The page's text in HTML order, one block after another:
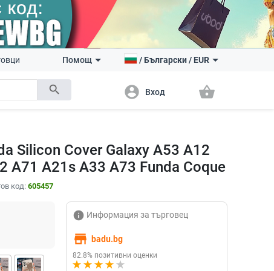
search
Помощ /Български/ EUR
account_circle Вход shopping_basket
Silicon Cover Galaxy A53 A12
A71 A21s A33 A73 Funda Coque
код: 605457
info Информация за търговец
store badu.bg
82.8% позитивни оценки